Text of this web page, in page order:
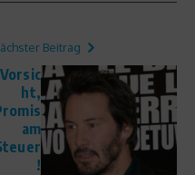
Beitrag
Vorsic
ht,
am
!